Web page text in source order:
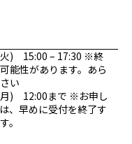
検定
スケジュール
その他
火) 15:00 – 17:30 ※終
能性があります。あら
い
月) 12:00まで ※お申し
、早めに受付を終了す
。